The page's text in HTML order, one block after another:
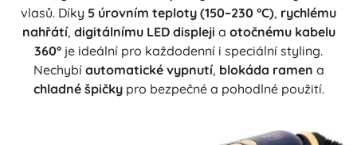
vlasů. Díky 5 úrovním teploty (150–230 °C), rychlému
nahřátí, digitálnímu LED displeji a otočnému kabelu
360° je ideální pro každodenní i speciální styling.
Nechybí automatické vypnutí, blokáda ramen a
chladné špičkypro bezpečné a pohodlné použití.